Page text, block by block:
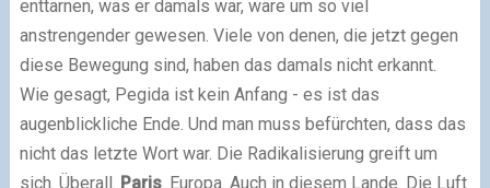
enttarnen, was er damals war, wäre um so viel
anstrengender gewesen. Viele von denen, die jetzt gegen
diese Bewegung sind, haben das damals nicht erkannt.
Wie gesagt, Pegida ist kein Anfang - es ist das
augenblickliche Ende. Und man muss befürchten, dass das
nicht das letzte Wort war. Die Radikalisierung greift um
sich. Überall. Paris. Europa. Auch in diesem Lande. Die Luft